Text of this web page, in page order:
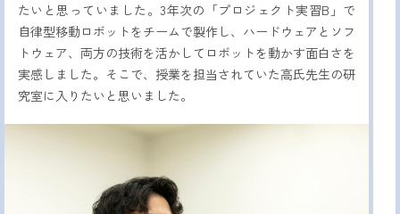
たいと思っていました。3年次の「プロジェクト実習B」で
自律型移動ロボットをチームで製作し、ハードウェアとソフ
トウェア、両方の技術を活かしてロボットを動かす面白さを
実感しました。そこで、授業を担当されていた高氏先生の研
究室に入りたいと思いました。